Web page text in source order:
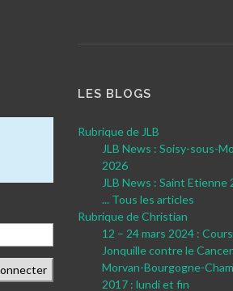
LES BLOGS
Rubrique de JLB
JLB News : Soisy-sous-
2026
JLB News : Saint Etienne
... Tous les articles
Rubrique de Christian
12 – 24 mars 2024 :
Jonquille contre le Cancer
Morvan-Bourgogne-
2017 : lundi et fin